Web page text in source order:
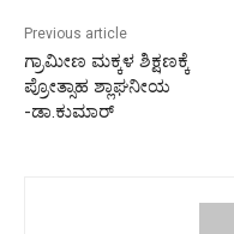
Previous article
ಗ್ರಾಮೀಣ ಮಕ್ಕಳ ಶಿಕ್ಷಣಕ್ಕೆ
ಪ್ರೋತ್ಸಾಹ ಶ್ಲಾಘನೀಯ
-ಡಾ.ಕುಮಾರ್